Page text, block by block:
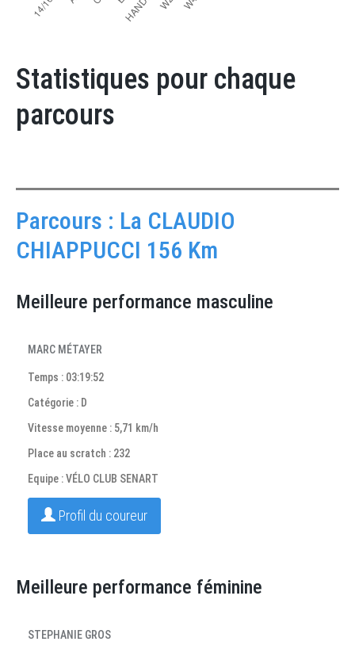
Statistiques pour chaque
parcours
Parcours : La CLAUDIO
CHIAPPUCCI 156 Km
Meilleure performance masculine
MARC MÉTAYER
Temps : 03:19:52
Catégorie : D
Vitesse moyenne : 5,71 km/h
Place au scratch : 232
Equipe : VÉLO CLUB SENART
Profil du coureur
Meilleure performance féminine
STEPHANIE GROS